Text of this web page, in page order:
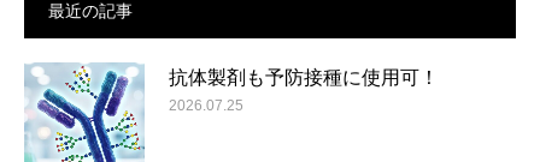
最近の記事
抗体製剤も予防接種に使用可！
2026.07.25